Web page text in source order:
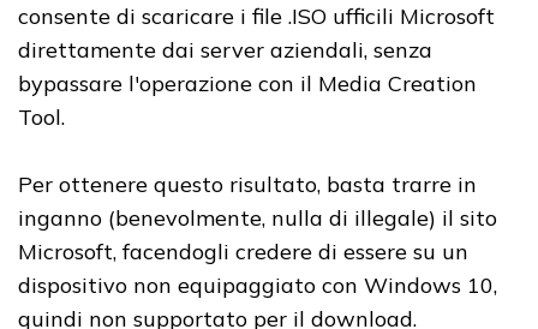
consente di scaricare i file .ISO ufficili Microsoft
direttamente dai server aziendali, senza
bypassare l'operazione con il Media Creation
Tool.
Per ottenere questo risultato, basta trarre in
inganno (benevolmente, nulla di illegale) il sito
Microsoft, facendogli credere di essere su un
dispositivo non equipaggiato con Windows 10,
quindi non supportato per il download.